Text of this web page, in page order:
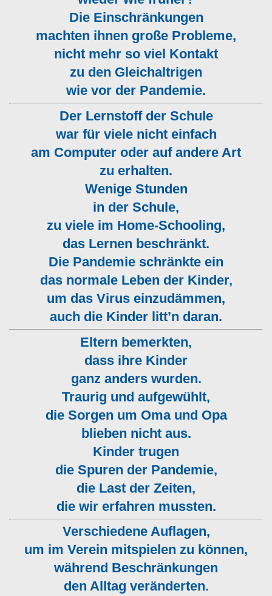
Die Einschränkungen
machten ihnen große Probleme,
nicht mehr so viel Kontakt
zu den Gleichaltrigen
wie vor der Pandemie.
Der Lernstoff der Schule
war für viele nicht einfach
am Computer oder auf andere Art
zu erhalten.
Wenige Stunden
in der Schule,
zu viele im Home-Schooling,
das Lernen beschränkt.
Die Pandemie schränkte ein
das normale Leben der Kinder,
um das Virus einzudämmen,
auch die Kinder litt’n daran.
Eltern bemerkten,
dass ihre Kinder
ganz anders wurden.
Traurig und aufgewühlt,
die Sorgen um Oma und Opa
blieben nicht aus.
Kinder trugen
die Spuren der Pandemie,
die Last der Zeiten,
die wir erfahren mussten.
Verschiedene Auflagen,
um im Verein mitspielen zu können,
während Beschränkungen
den Alltag veränderten.